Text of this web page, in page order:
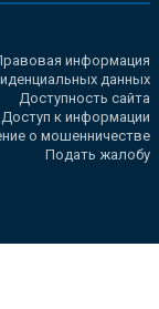
информация
данных
Доступность сайта
Доступ к информации
о мошенничестве
Подать жалобу